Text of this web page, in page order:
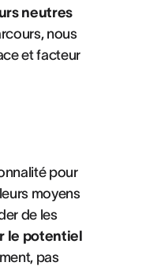
neutres
nous
et facteur
pour
moyens
de les
le potentiel
pas